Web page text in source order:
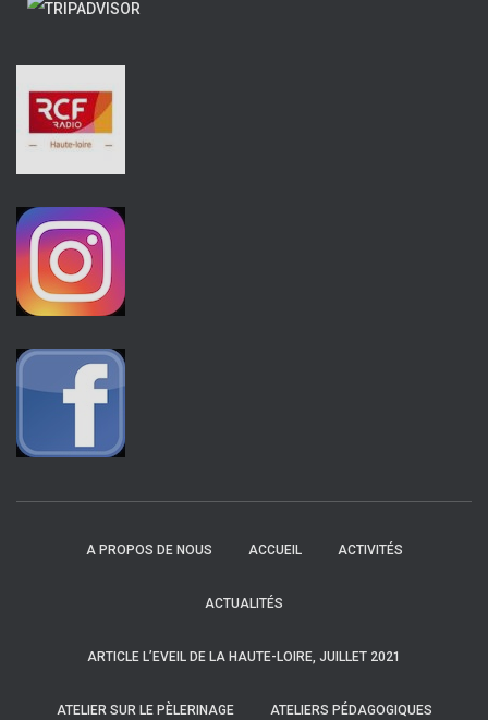
A PROPOS DE NOUS ACCUEIL ACTIVITÉS
ACTUALITÉS
ARTICLE L’EVEIL DE LA HAUTE-LOIRE, JUILLET 2021
ATELIER SUR LE PÈLERINAGE ATELIERS PÉDAGOGIQUES